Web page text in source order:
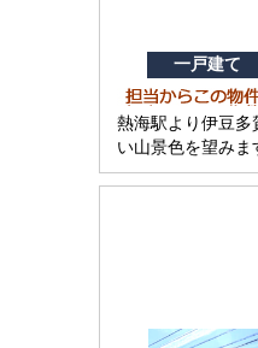
一戸建て
熱海駅より伊豆多
い山景色を望みま